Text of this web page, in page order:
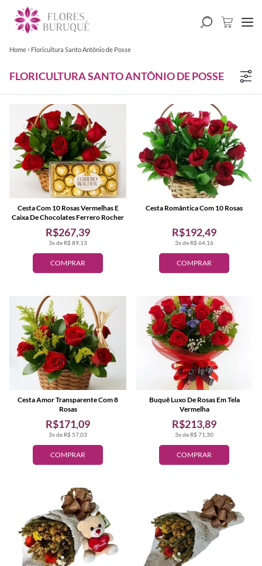
Home Floricultura Santo Antônio de Posse
FLORICULTURA SANTO ANTÔNIO DE POSSE
COMPRAR
3x de R$ 89,13
R$267,39
Cesta Com 10 Rosas Vermelhas E
Caixa De Chocolates Ferrero Rocher
COMPRAR
3x de R$ 64,16
R$192,49
Cesta Romântica Com 10 Rosas
COMPRAR
3x de R$ 57,03
R$171,09
Cesta Amor Transparente Com 8
Rosas
COMPRAR
3x de R$ 71,30
R$213,89
Buquê Luxo De Rosas Em Tela
Vermelha